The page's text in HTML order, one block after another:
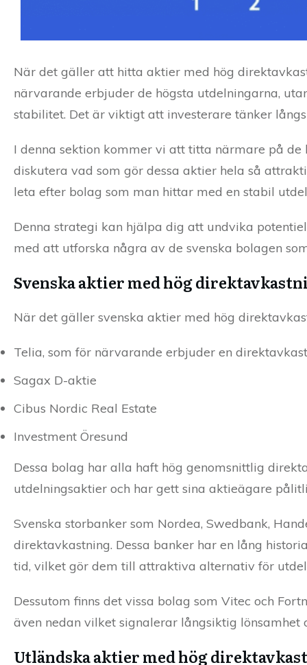
När det gäller att hitta aktier med hög
närvarande erbjuder de högsta utdelningarna,
stabilitet. Det är viktigt att investerare tänker
I denna sektion kommer vi att titta närmare på
diskutera vad som gör dessa aktier hela så
leta efter bolag som man hittar med en stabil
Denna strategi kan hjälpa dig att undvika
med att utforska några av de svenska bolagen
Svenska aktier med hög
När det gäller svenska aktier med hög
Telia, som för närvarande erbjuder en
Sagax D-aktie
Cibus Nordic Real Estate
Investment Öresund
Dessa bolag har alla haft hög genomsnittlig
utdelningsaktier och har gett sina aktieägare
Svenska storbanker som Nordea, Swedbank,
direktavkastning. Dessa banker har en lång
tid, vilket gör dem till attraktiva alternativ för
Dessutom finns det vissa bolag som Vitec och
även nedan vilket signalerar långsiktig lönsamhet
Utländska aktier med hög